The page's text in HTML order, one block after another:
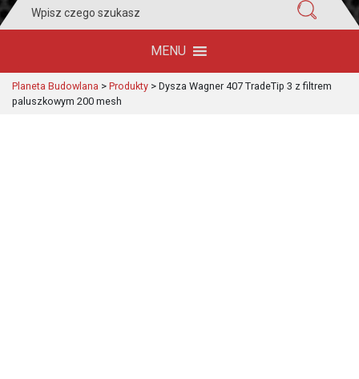
for:
MENU
Planeta Budowlana > Produkty > Dysza Wagner 407 TradeTip 3 z filtrem
paluszkowym 200 mesh